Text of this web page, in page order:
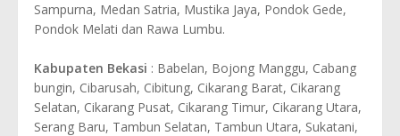
Sampurna, Medan Satria, Mustika Jaya, Pondok Gede,
Pondok Melati dan Rawa Lumbu.
Kabupaten Bekasi : Babelan, Bojong Manggu, Cabang
bungin, Cibarusah, Cibitung, Cikarang Barat, Cikarang
Selatan, Cikarang Pusat, Cikarang Timur, Cikarang Utara,
Serang Baru, Tambun Selatan, Tambun Utara, Sukatani,